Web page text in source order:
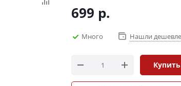
699 р.
Много Нашли
Купить